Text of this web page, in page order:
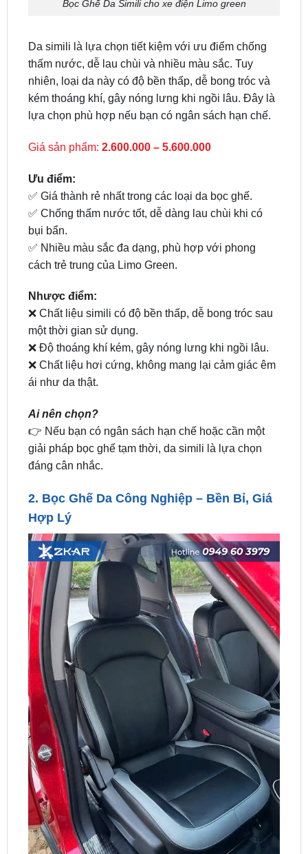
Da simili là lựa chọn tiết kiệm với ưu điểm chống
nhiên, loại da này có độ bền thấp, dễ bong tróc và
kém thoáng khí, gây nóng lưng khi ngồi lâu. Đây là
lựa chọn phù hợp nếu bạn có ngân sách hạn chế.
Giá sản phẩm:2.600.000 – 5.600.000
Ưu điểm:
✅ Chống thấm nước tốt, dễ dàng lau chùi khi có
bụi bẩn.
✅ Nhiều màu sắc đa dạng, phù hợp với phong
cách trẻ trung của Limo Green.
Nhược điểm:
một thời gian sử dụng.
❌ Độ thoáng khí kém, gây nóng lưng khi ngồi lâu.
❌ Chất liệu hơi cứng, không mang lại cảm giác êm
ái như da thật.
Ai nên chọn?
giải pháp bọc ghế tạm thời, da simili là lựa chọn
đáng cân nhắc.
2.Bọc Ghế Da Công Nghiệp
Bọc ghế da công nghiệp cho xe điện limo green